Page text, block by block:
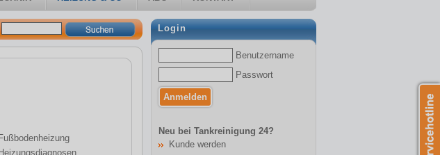
Fußbodenheizung
Heizungsdiagnosen
Login
Benutzername
Passwort
Neu bei Tankreinigung 24?
Kunde werden